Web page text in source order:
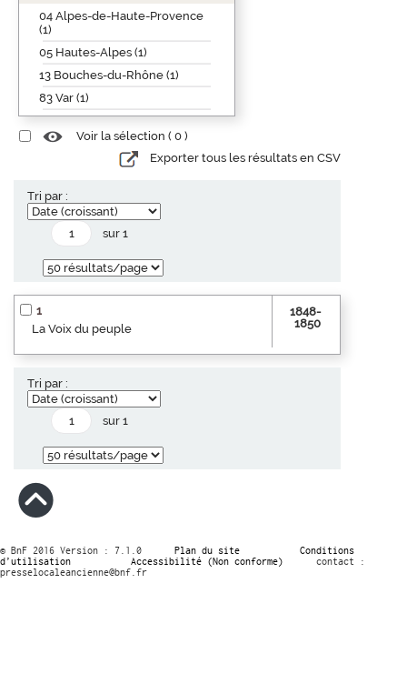
04 Alpes-de-Haute-Provence
(1)
05 Hautes-Alpes (1)
13 Bouches-du-Rhône (1)
83 Var (1)
Voir la sélection ( 0 )
Exporter tous les résultats en CSV
Tri par :
sur 1
1
La Voix du peuple
1848-
1850
Tri par :
sur 1
© BnF 2016 Version : 7.1.0 Plan du site
Conditions
d’utilisation
Accessibilité (Non conforme)
contact :
presselocaleancienne@bnf.fr